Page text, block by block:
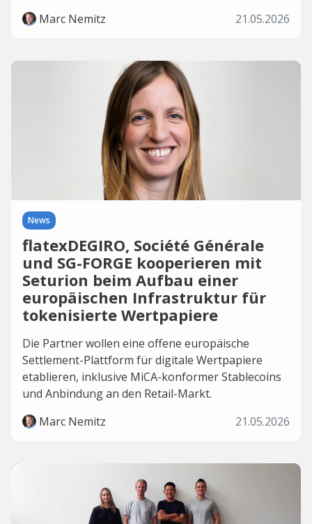
Marc Nemitz
21.05.2026
News
flatexDEGIRO, Société Générale
und SG-FORGE kooperieren mit
Seturion beim Aufbau einer
europäischen Infrastruktur für
tokenisierte Wertpapiere
Die Partner wollen eine offene europäische
Settlement-Plattform für digitale Wertpapiere
etablieren, inklusive MiCA-konformer Stablecoins
und Anbindung an den Retail-Markt.
Marc Nemitz
21.05.2026